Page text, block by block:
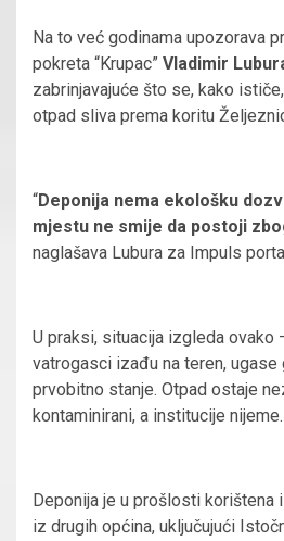
Na to već godinama upozorava
pokreta “Krupac” Vladimir
zabrinjavajuće što se, kako
otpad sliva prema koritu
“Deponija nema ekološku
mjestu ne smije da postoji
naglašava Lubura za Impuls
U praksi, situacija izgleda ovako
vatrogasci izađu na teren, ugase
prvobitno stanje. Otpad ostaje
kontaminirani, a institucije nijeme.
Deponija je u prošlosti korištena
iz drugih općina, uključujući